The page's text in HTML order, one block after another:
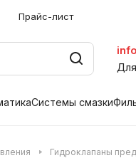
Прайс-лист
Системы смазки
Гидроклапаны